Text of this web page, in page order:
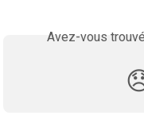
Avez-vous